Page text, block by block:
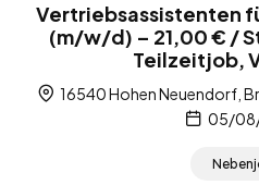
Vertriebsassistenten
(m/w/d) – 21,00 € /
Teilzeitjob,
16540 Hohen Neuendorf,
05/